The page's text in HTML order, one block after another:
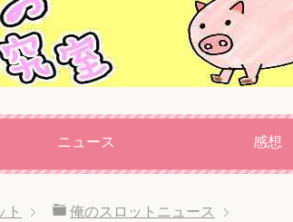
ニュース 感想
ト
俺のスロットニュース